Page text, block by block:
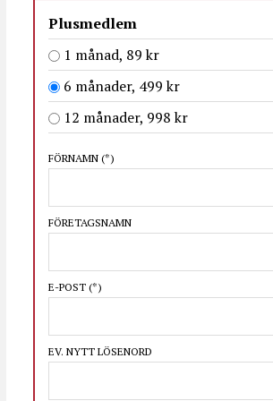
Plusmedlem
1 månad, 89 kr
6 månader, 499 kr
12 månader, 998 kr
FÖRNAMN (*)
FÖRETAGSNAMN
E-POST (*)
EV. NYTT LÖSENORD